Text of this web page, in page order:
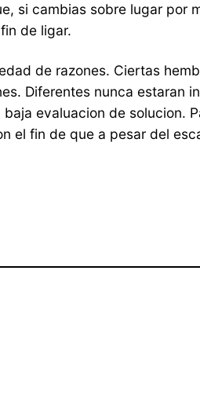
si cambias sobre lugar por
de ligar.
de razones. Ciertas
Diferentes nunca estaran
evaluacion de solucion.
el fin de que a pesar del